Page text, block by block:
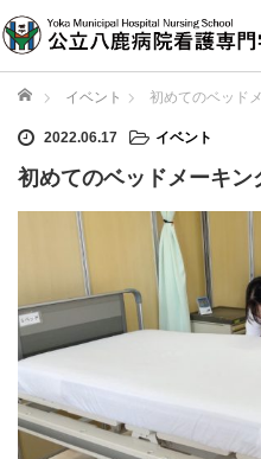
ホーム イベント 初めてのベッド
2022.06.17 イベント
初めてのベッドメーキン